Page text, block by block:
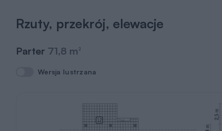
Rzuty, przekrój, elewacje
Parter 71,8 m 2
Wersja lustrzana
Wersja lustrzana